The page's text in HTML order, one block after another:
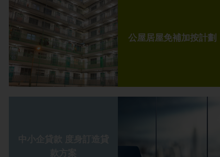
公屋居屋免補加按計劃